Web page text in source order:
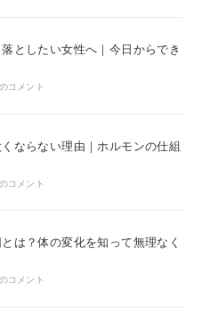
としたい女性へ｜今日からでき
コメント
ならない理由｜ホルモンの仕組
コメント
は？体の変化を知って無理なく
コメント